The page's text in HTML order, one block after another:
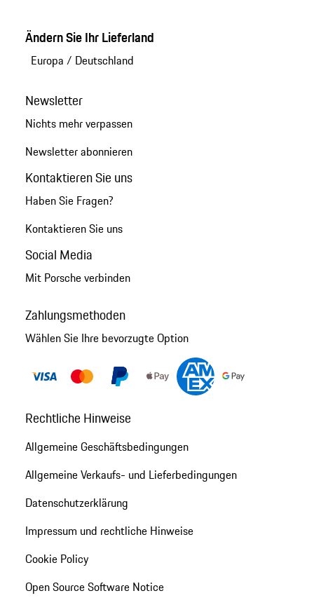
Ändern Sie Ihr Lieferland
Europa / Deutschland
Newsletter
Nichts mehr verpassen
Newsletter abonnieren
Kontaktieren Sie uns
Haben Sie Fragen?
Kontaktieren Sie uns
Social Media
Mit Porsche verbinden
Zahlungsmethoden
Wählen Sie Ihre bevorzugte Option
Rechtliche Hinweise
Allgemeine Geschäftsbedingungen
Allgemeine Verkaufs- und Lieferbedingungen
Datenschutzerklärung
Impressum und rechtliche Hinweise
Cookie Policy
Open Source Software Notice